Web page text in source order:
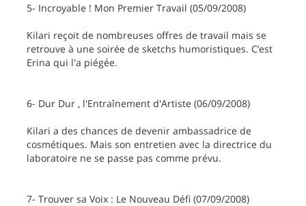
5- Incroyable ! Mon Premier Travail (05/09/2008)
Kilari reçoit de nombreuses offres de travail mais se
retrouve à une soirée de sketchs humoristiques. C’est
Erina qui l'a piégée.
6- Dur Dur , l'Entraînement d'Artiste (06/09/2008)
Kilari a des chances de devenir ambassadrice de
cosmétiques. Mais son entretien avec la directrice du
laboratoire ne se passe pas comme prévu.
7- Trouver sa Voix : Le Nouveau Défi (07/09/2008)